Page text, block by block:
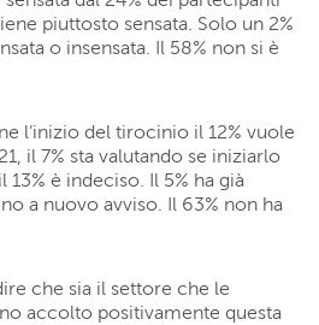
piuttosto sensata. Solo un 2%
o insensata. Il 58% non si è
l’inizio del tirocinio il 12% vuole
il 7% sta valutando se iniziarlo
è indeciso. Il 5% ha già
a nuovo avviso. Il 63% non ha
che sia il settore che le
accolto positivamente questa